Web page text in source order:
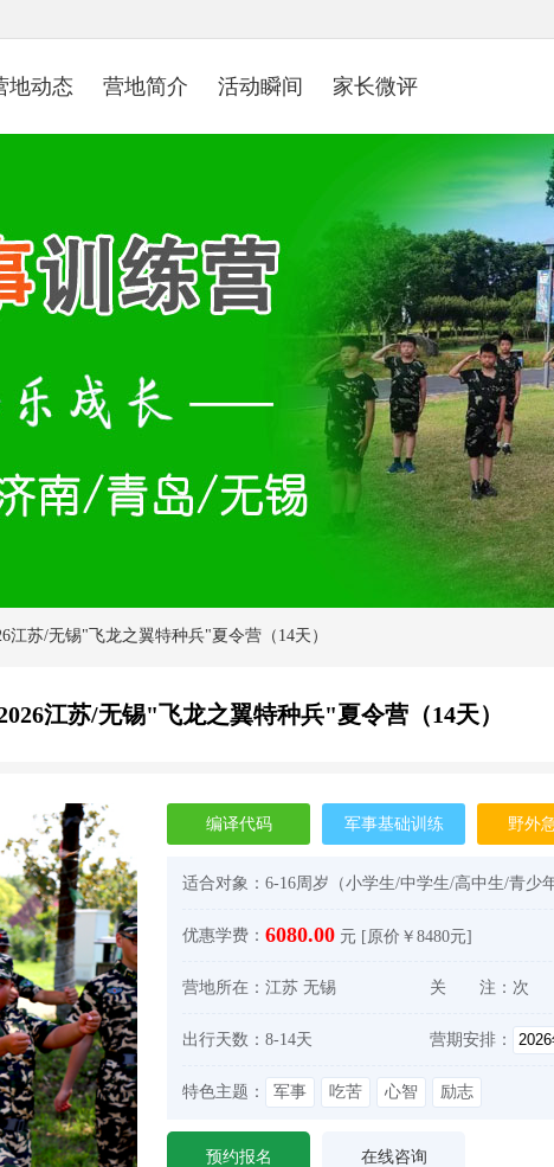
地动态 营地简介 活动瞬间 家长微评
江苏/无锡"飞龙之翼特种兵"夏令营（14天）
江苏/无锡"飞龙之翼特种兵"夏令营（14天）
编译代码 军事基础训练 野外
适合对象： 6-16周岁（小学生/中学生/高中生/青少年
优惠学费： 6080.00 元 [原价￥8480元]
营地所在： 江苏 无锡 关 注： 次
出行天数： 8-14天 营期安排：
特色主题： 军事 吃苦 心智 励志
预约报名 在线咨询